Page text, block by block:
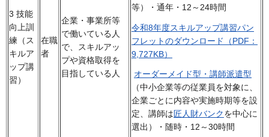
3 技能
向上訓
練（ス
キルア
ップ講
習）
在職
者
企業・事業所等
で働いている人
で、スキルアッ
プや資格取得を
目指している人
等）・通年・12～24時間
令和8年度スキルアップ講習パン
フレットのダウンロード（PDF：
9,727KB）
オーダーメイド型・講師派遣型
（中小企業等の従業員を対象に、
企業ごとに内容や実施時期等を設
定、講師は匠人財バンクを中心に
選出）・随時・12～30時間